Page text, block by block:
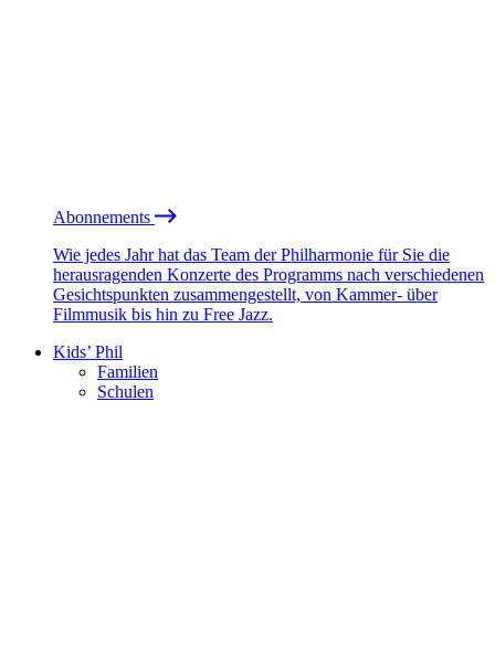
Abonnements
Wie jedes Jahr hat das Team der Philharmonie für Sie die
herausragenden Konzerte des Programms nach verschiedenen
Gesichtspunkten zusammengestellt, von Kammer- über
Filmmusik bis hin zu Free Jazz.
Kids’ Phil
Familien
Schulen